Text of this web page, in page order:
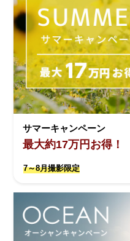
サマーキャンペーン
最大約17万円お得！
7～8月撮影限定